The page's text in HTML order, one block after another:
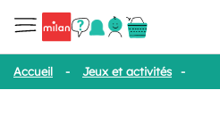
Accueil - Jeux et activités -